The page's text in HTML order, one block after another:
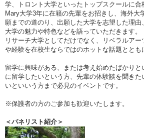
学、トロント大学といったトップスクールに合
Mary大学3年に在籍の先輩をお招きし、海外大
願までの道のり、出願した大学を志望した理
大学の魅力や特色などを語っていただきます。
リサーチ大学としてだけでなく、リベラルア
や経験を在校生ならではのホットな話題ととも
留学に興味がある、または考え始めたばかり
に留学したいという方、先輩の体験談を聞き
いといいう方まで必見のイベントです。
※保護者の方のご参加も歓迎いたします。
＜パネリスト紹介＞